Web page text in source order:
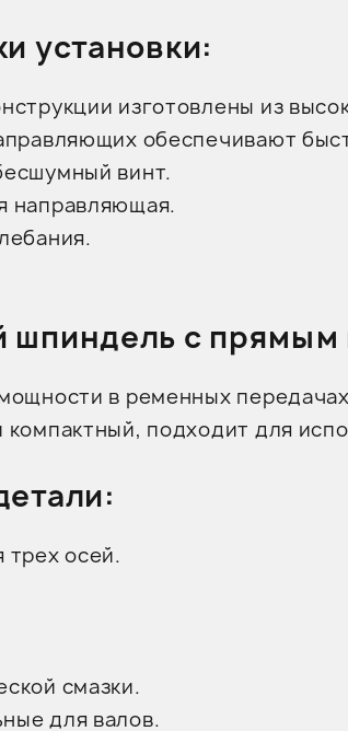
установки:
изготовлены из
обеспечивают
винт.
направляющая.
шпиндель с прямым
в ременных
компактный, подходит для
осей.
смазки.
для валов.